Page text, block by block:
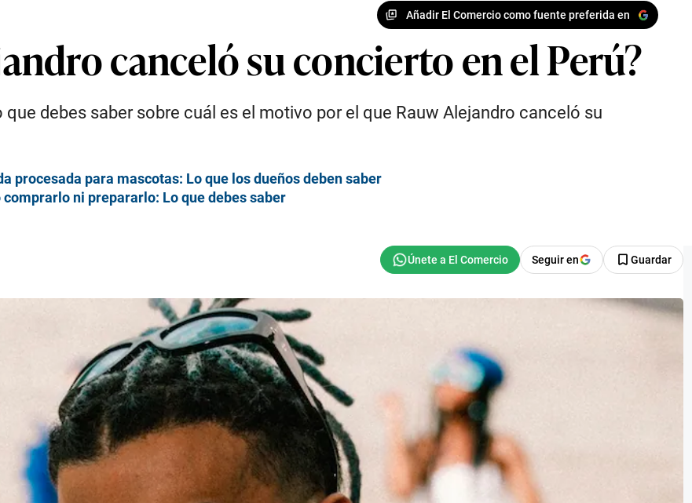
Añadir El Comercio como fuente preferida en
canceló su concierto en el Perú?
debes saber sobre cuál es el motivo por el que Rauw Alejandro canceló su
procesada para mascotas: Lo que los dueños deben saber
ni prepararlo: Lo que debes saber
Seguir en Guardar